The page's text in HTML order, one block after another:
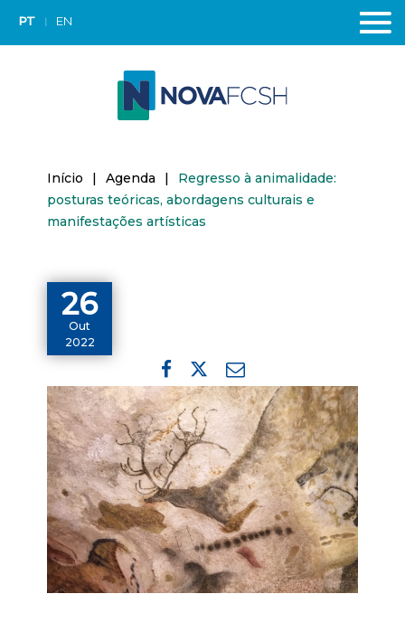
PT EN
Início | Agenda |
Regresso à animalidade:
posturas teóricas, abordagens culturais e
manifestações artísticas
26
Out
2022